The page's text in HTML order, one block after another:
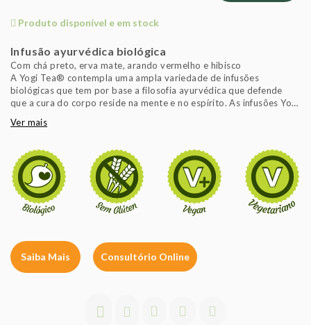
Produto disponível e em stock
Infusão ayurvédica biológica
Com chá preto, erva mate, arando vermelho e hibisco
A Yogi Tea® contempla uma ampla variedade de infusões
biológicas que tem por base a filosofia ayurvédica que defende
que a cura do corpo reside na mente e no espírito. As infusões Yogi
naturais de plantas e especiarias biológicas que ajudam a
harmonia com a natureza e com o meio ambiente.
Ver mais
Saiba Mais Consultório Online